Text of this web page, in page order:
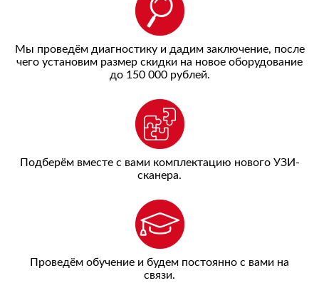
Мы проведём диагностику и дадим заключение, после
чего установим размер скидки на новое оборудование
до 150 000 рублей.
Подберём вместе с вами комплектацию нового УЗИ-
сканера.
Проведём обучение и будем постоянно с вами на
связи.